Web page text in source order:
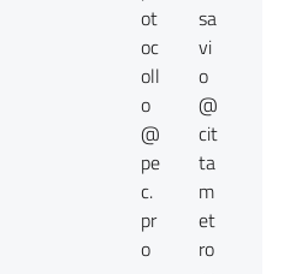
ot
oc
oll
o
@
pe
c.
pr
o
sa
vi
o
@
cit
ta
m
et
ro